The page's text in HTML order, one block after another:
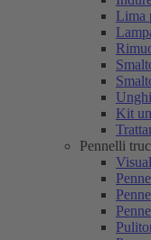
Lima
Kit
Pennelli